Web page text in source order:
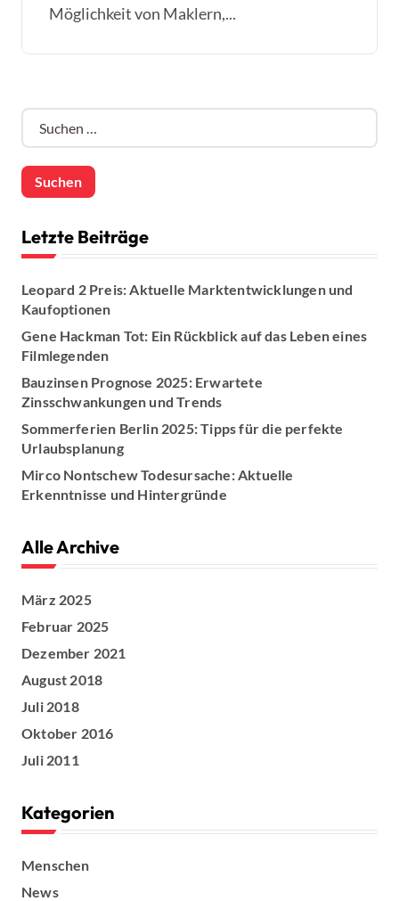
Möglichkeit von Maklern,...
S
h
e
n
a
h
:
Letzte Beiträge
Leopard 2 Preis: Aktuelle Marktentwicklungen und
Kaufoptionen
Gene Hackman Tot: Ein Rückblick auf das Leben eines
Filmlegenden
Bauzinsen Prognose 2025: Erwartete
Zinsschwankungen und Trends
Sommerferien Berlin 2025: Tipps für die perfekte
Urlaubsplanung
Mirco Nontschew Todesursache: Aktuelle
Erkenntnisse und Hintergründe
Alle Archive
März 2025
Februar 2025
Dezember 2021
August 2018
Juli 2018
Oktober 2016
Juli 2011
Kategorien
Menschen
News